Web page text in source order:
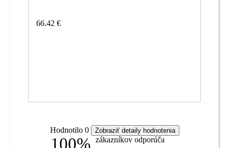
66.42 €
Hodnotilo 0 Zobraziť detaily hodnotenia
100% zákazníkov odporúča